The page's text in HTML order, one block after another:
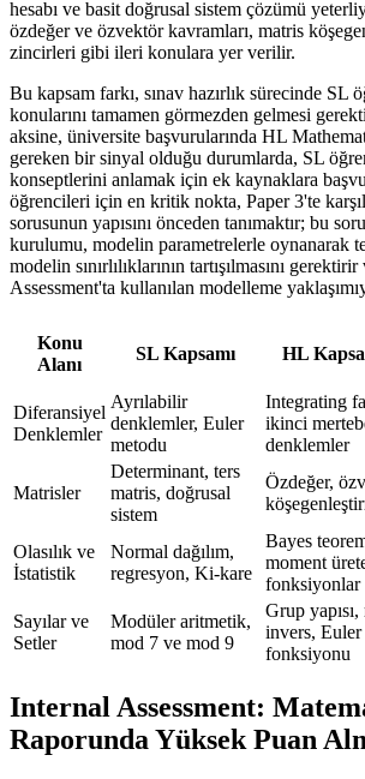
hesabı ve basit doğrusal sistem çözümü
özdeğer ve özvektör kavramları, matris
zincirleri gibi ileri konulara yer verilir.
Bu kapsam farkı, sınav hazırlık sürecinde SL
konularını tamamen görmezden gelmesi
aksine, üniversite başvurularında HL
gereken bir sinyal olduğu durumlarda, SL
konseptlerini anlamak için ek kaynaklara
öğrencileri için en kritik nokta, Paper 3'te
sorusunun yapısını önceden tanımaktır; bu
kurulumu, modelin parametrelerle oynanarak
modelin sınırlılıklarının tartışılmasını
Assessment'ta kullanılan modelleme
Konu
Alanı
SL Kapsamı HL
Diferansiyel
Denklemler
Ayrılabilir
denklemler, Euler
metodu
Integrating
ikinci
denklemler
Matrisler
Determinant, ters
matris, doğrusal
sistem
Özdeğer,
Olasılık ve
İstatistik
Normal dağılım,
regresyon, Ki-kare
Bayes
moment
fonksiyonlar
Sayılar ve
Setler
Modüler aritmetik,
mod 7 ve mod 9
Grup
invers, Euler
fonksiyonu
Internal Assessment:
Raporunda Yüksek Puan